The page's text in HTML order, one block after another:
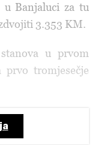
Banjaluci za tu
3.353 KM.
u prvom
tromjesečje